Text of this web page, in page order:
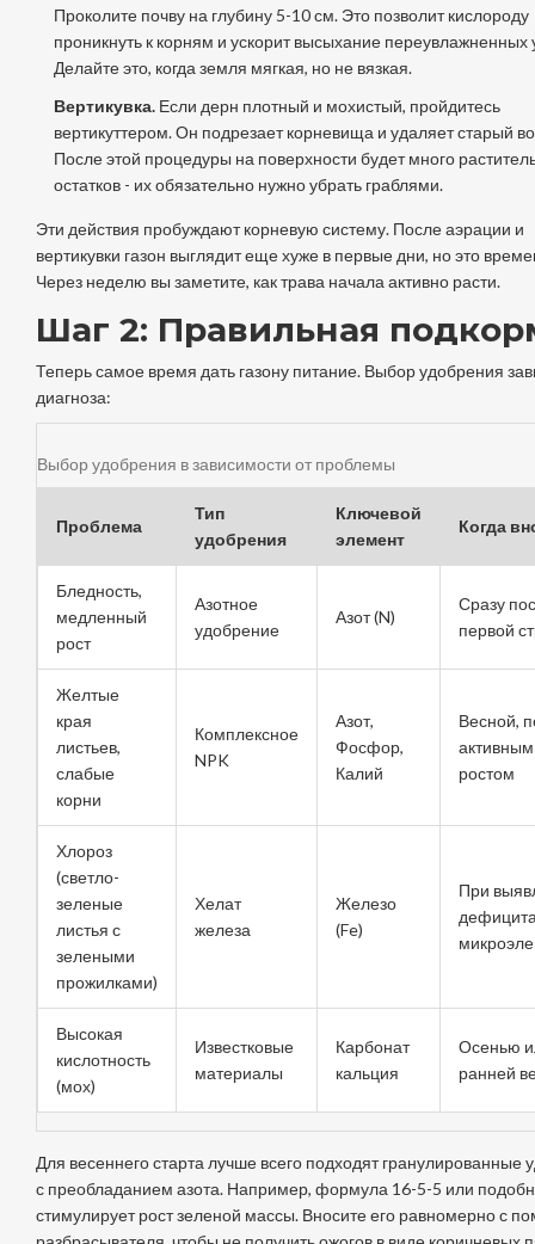
Проколите почву на глубину 5-10 см. Это позволит кислороду
проникнуть к корням и ускорит высыхание переувлажненных
Делайте это, когда земля мягкая, но не вязкая.
Вертикувка.Если дерн плотный и мохистый, пройдитесь
вертикуттером. Он подрезает корневища и удаляет старый
После этой процедуры на поверхности будет много
остатков - их обязательно нужно убрать граблями.
Эти действия пробуждают корневую систему. После аэрации и
вертикувки газон выглядит еще хуже в первые дни, но это
Через неделю вы заметите, как трава начала активно расти.
Шаг 2: Правильная
Теперь самое время дать газону питание. Выбор удобрения
диагноза:
Выбор удобрения в зависимости от проблемы
Проблема
Тип
удобрения
Ключевой
элемент
Когда
Бледность,
медленный
рост
Азотное
удобрение
Азот (N)
Сразу
первой
Желтые
края
листьев,
слабые
корни
Комплексное
NPK
Азот,
Фосфор,
Калий
Весной,
активным
ростом
Хлороз
(светло-
зеленые
листья с
зелеными
прожилками)
Хелат
железа
Железо
(Fe)
При
Высокая
кислотность
(мох)
Известковые
материалы
Карбонат
кальция
Осенью
ранней
Для весеннего старта лучше всего подходят гранулированные
с преобладанием азота. Например, формула 16-5-5 или
стимулирует рост зеленой массы. Вносите его равномерно с